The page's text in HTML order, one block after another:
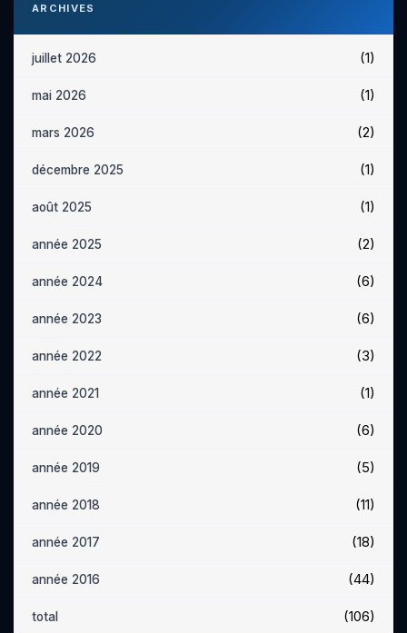
ARCHIVES
juillet 2026 (1)
mai 2026 (1)
mars 2026 (2)
décembre 2025 (1)
août 2025 (1)
année 2025 (2)
année 2024 (6)
année 2023 (6)
année 2022 (3)
année 2021 (1)
année 2020 (6)
année 2019 (5)
année 2018 (11)
année 2017 (18)
année 2016 (44)
total (106)